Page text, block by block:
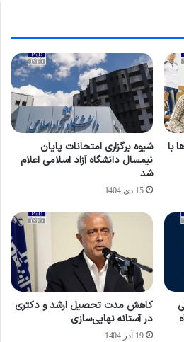
با
شیوه برگزاری امتحانات پایان
نیمسال دانشگاه آزاد اسلامی اعلام
شد
15 دی 1404
کاهش مدت تحصیل ارشد و دکتری
در آستانه نهایی‌سازی
19 آذر 1404